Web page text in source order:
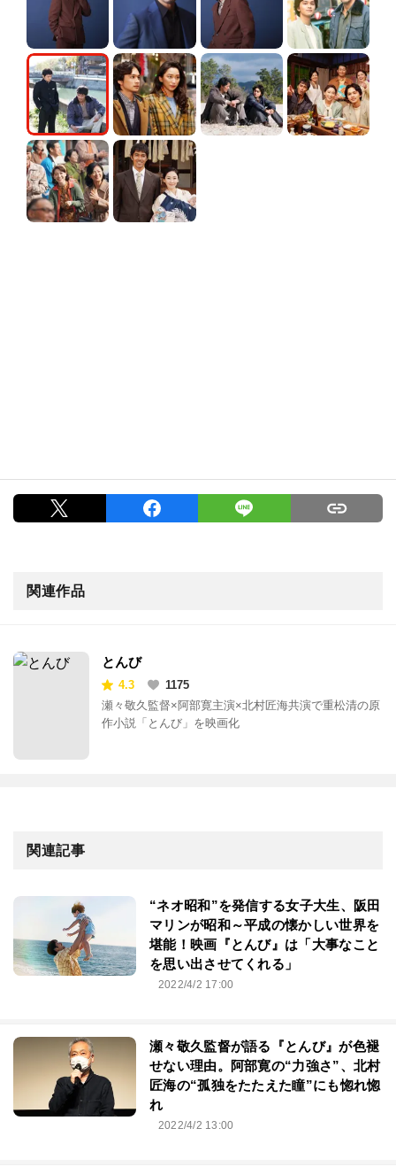
関連作品
とんび
4.3
1175
瀬々敬久監督×阿部寛主演×北村匠海共演で重松清の原
作小説「とんび」を映画化
関連記事
“ネオ昭和”を発信する女子大生、阪田
マリンが昭和～平成の懐かしい世界を
堪能！映画『とんび』は「大事なこと
を思い出させてくれる」
2022/4/2 17:00
瀬々敬久監督が語る『とんび』が色褪
せない理由。阿部寛の“力強さ”、北村
匠海の“孤独をたたえた瞳”にも惚れ惚
れ
2022/4/2 13:00